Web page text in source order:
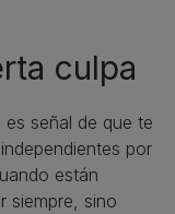
culpa
señal de que te
por
están
siempre, sino